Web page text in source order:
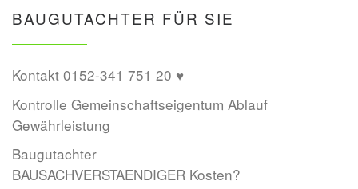
BAUGUTACHTER FÜR SIE
Kontakt 0152-341 751 20 ♥
Kontrolle Gemeinschaftseigentum Ablauf
Gewährleistung
Baugutachter
BAUSACHVERSTAENDIGER Kosten?